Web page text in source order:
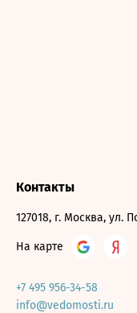
Контакты
127018, г. Москва, ул.
На карте
+7 495 956-34-58
info@vedomosti.ru